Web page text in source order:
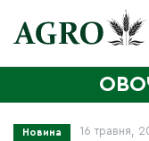
Новина 16 травня,